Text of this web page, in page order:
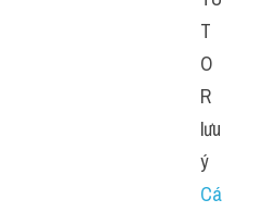
T
O
R
lưu
ý
Cá